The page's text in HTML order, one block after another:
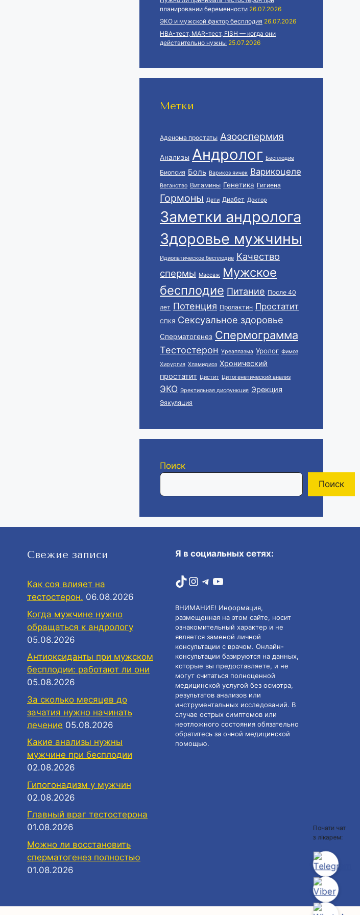
планировании беременности 26.07.2026
ЭКО и мужской фактор бесплодия 26.07.2026
HBA-тест, MAR-тест, FISH — когда они
действительно нужны 25.07.2026
Метки
Аденома простаты Азооспермия
Анализы Андролог Бесплодие
Биопсия Боль Варикоз яичек Варикоцеле
Веганство Витамины Генетика Гигиена
Гормоны Дети Диабет Доктор
Заметки андролога
Здоровье мужчины
Идиопатическое бесплодие Качество
спермы Массаж
Мужское
бесплодие Питание После 40
лет Потенция Пролактин Простатит
СПКЯ Сексуальное здоровье
Сперматогенез Спермограмма
Тестостерон Уреаплазма Уролог Фимоз
Хирургия Хламидиоз Хронический
простатит Цистит Цитогенетический анализ
ЭКО Эректильная дисфункция Эрекция
Эякуляция
Поиск
Поиск
Свежие записи
Как соя влияет на
тестостерон. 06.08.2026
Когда мужчине нужно
обращаться к андрологу
05.08.2026
Антиоксиданты при мужском
бесплодии: работают ли они
05.08.2026
За сколько месяцев до
зачатия нужно начинать
лечение 05.08.2026
Какие анализы нужны
мужчине при бесплодии
02.08.2026
Гипогонадизм у мужчин
02.08.2026
Главный враг тестостерона
01.08.2026
Можно ли восстановить
сперматогенез полностью
01.08.2026
Я в социальных сетях:
TikTok
Instagram
Telegram
YouTube
ВНИМАНИЕ! Информация,
размещенная на этом сайте, носит
ознакомительный характер и не
является заменой личной
консультации с врачом. Онлайн-
консультации базируются на данных,
которые вы предоставляете, и не
могут считаться полноценной
медицинской услугой без осмотра,
результатов анализов или
инструментальных исследований. В
случае острых симптомов или
неотложного состояния обязательно
обратитесь за очной медицинской
помощью.
Почати чат
з лікарем: